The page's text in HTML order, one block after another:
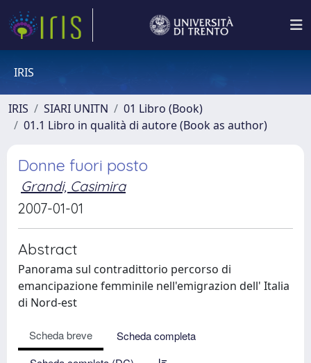
IRIS
IRIS SIARI UNITN
01 Libro (Book)
01.1 Libro in qualità di autore (Book as author)
Donne fuori posto
Grandi, Casimira
2007-01-01
Abstract
Panorama sul contradittorio percorso di
emancipazione femminile nell'emigrazion dell' Italia
di Nord-est
Scheda breve
Scheda completa